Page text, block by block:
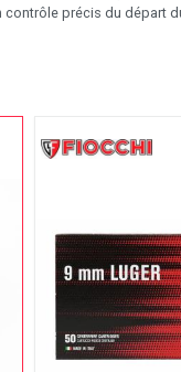
contrôle précis du départ